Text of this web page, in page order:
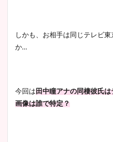
しかも、お相手は同じテレビ
か…
今回は田中瞳アナの同棲彼氏
画像は誰で特定？